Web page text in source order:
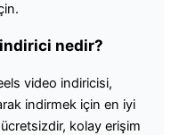
nedir?
video indiricisi,
indirmek için en iyi
kolay erişim